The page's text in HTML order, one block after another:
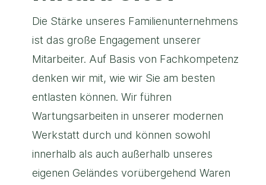
Die Stärke unseres Familienunternehmens
ist das große Engagement unserer
Mitarbeiter. Auf Basis von Fachkompetenz
denken wir mit, wie wir Sie am besten
entlasten können. Wir führen
Wartungsarbeiten in unserer modernen
Werkstatt durch und können sowohl
innerhalb als auch außerhalb unseres
eigenen Geländes vorübergehend Waren